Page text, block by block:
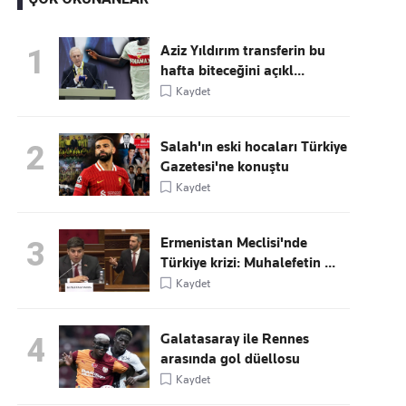
Kaçırmayın
Ücretsiz üye olun, gündemi
1
Aziz Yıldırım transferin bu
hafta biteceğini açıkl...
Kaydet
2
Salah'ın eski hocaları Türkiye
Gazetesi'ne konuştu
Kaydet
3
Ermenistan Meclisi'nde
Türkiye krizi: Muhalefetin ...
Kaydet
4
Galatasaray ile Rennes
arasında gol düellosu
Kaydet